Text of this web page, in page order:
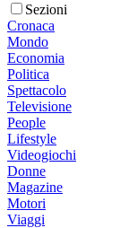
Sezioni
Cronaca
Mondo
Economia
Politica
Spettacolo
Televisione
People
Lifestyle
Videogiochi
Donne
Magazine
Motori
Viaggi